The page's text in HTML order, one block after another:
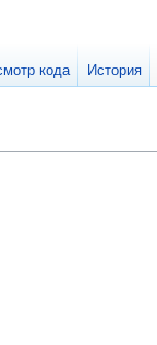
кода История